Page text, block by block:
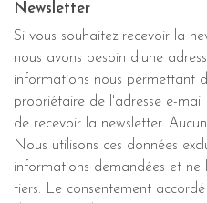
Newsletter
Si vous souhaitez recevoir la
nous avons besoin d'une
informations nous permettant
propriétaire de l'adresse e-
de recevoir la newsletter.
Nous utilisons ces données
informations demandées et ne
tiers. Le consentement